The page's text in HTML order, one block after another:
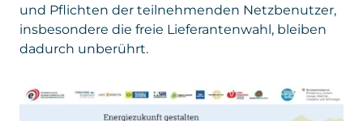
und Pflichten der teilnehmenden Netzbenutzer,
insbesondere die freie Lieferantenwahl, bleiben
dadurch unberührt.